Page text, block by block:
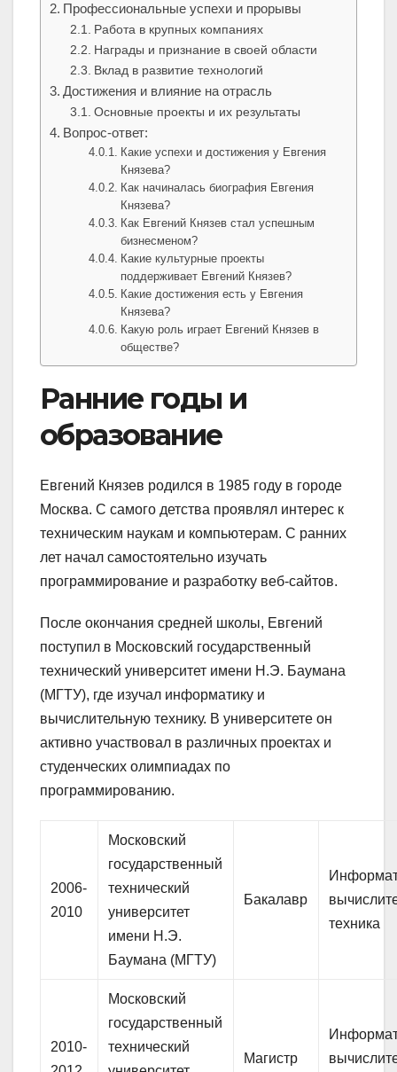
Профессиональные успехи и прорывы
Работа в крупных компаниях
Награды и признание в своей области
Вклад в развитие технологий
Достижения и влияние на отрасль
Основные проекты и их результаты
Вопрос-ответ:
Какие успехи и достижения у Евгения
Князева?
Как начиналась биография Евгения
Князева?
Как Евгений Князев стал успешным
бизнесменом?
Какие культурные проекты
поддерживает Евгений Князев?
Какие достижения есть у Евгения
Князева?
Какую роль играет Евгений Князев в
обществе?
Ранние годы и
образование
Евгений Князев родился в 1985 году в городе
Москва. С самого детства проявлял интерес к
техническим наукам и компьютерам. С ранних
лет начал самостоятельно изучать
программирование и разработку веб-сайтов.
После окончания средней школы, Евгений
поступил в Московский государственный
технический университет имени Н.Э. Баумана
(МГТУ), где изучал информатику и
вычислительную технику. В университете он
активно участвовал в различных проектах и
студенческих олимпиадах по
программированию.
2006-
2010
Московский
государственный
технический
университет
имени Н.Э.
Баумана (МГТУ)
Бакалавр
техника
2010-
Московский
государственный
технический
Магистр